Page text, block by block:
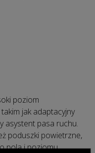
poziom
jak adaptacyjny
asystent pasa ruchu.
poduszki powietrzne,
pola i poziomu